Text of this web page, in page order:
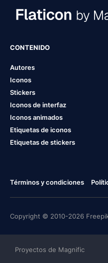
CONTENIDO
Autores
Iconos
Stickers
Iconos de interfaz
Iconos animados
Etiquetas de iconos
Etiquetas de stickers
Términos y condiciones
Copyright © 2010-2026
Proyectos de Magnific